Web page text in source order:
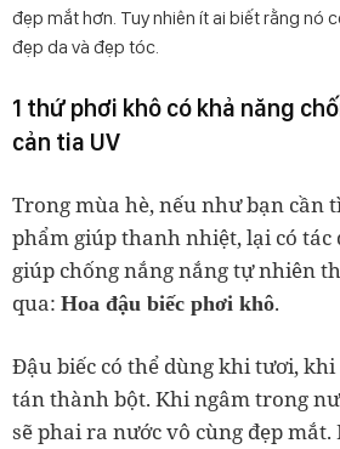
đẹp mắt hơn. Tuy nhiên ít ai biết rằng nó
đẹp da và đẹp tóc.
1 thứ phơi khô có khả năng
cản tia UV
Trong mùa hè, nếu như bạn cần
phẩm giúp thanh nhiệt, lại có tác
giúp chống nắng nắng tự nhiên
qua: Hoa đậu biếc phơi khô.
Đậu biếc có thể dùng khi tươi,
tán thành bột. Khi ngâm trong
sẽ phai ra nước vô cùng đẹp